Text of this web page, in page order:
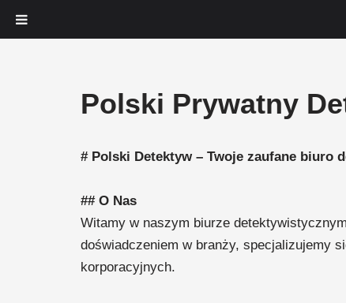
Polski Prywatny
# Polski Detektyw – Twoje zaufane biuro
## O Nas
Witamy w naszym biurze
doświadczeniem w branży, specjalizujemy
korporacyjnych.